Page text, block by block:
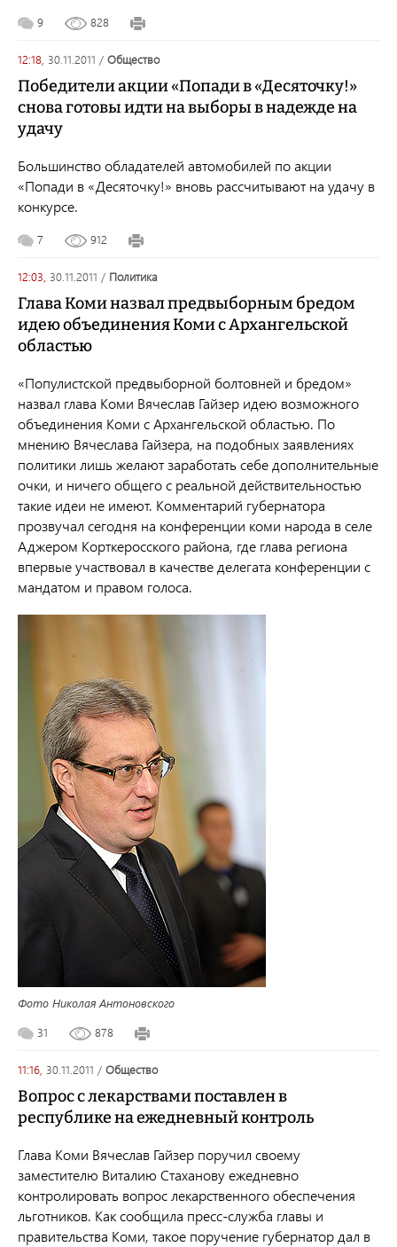
9 828
12:18, 30.11.2011 / общество
Победители акции «Попади в «Десяточку!»
снова готовы идти на выборы в надежде на
удачу
Большинство обладателей автомобилей по акции
«Попади в «Десяточку!» вновь рассчитывают на удачу в
конкурсе.
7 912
12:03, 30.11.2011 / политика
Глава Коми назвал предвыборным бредом
идею объединения Коми с Архангельской
областью
«Популистской предвыборной болтовней и бредом»
назвал глава Коми Вячеслав Гайзер идею возможного
объединения Коми с Архангельской областью. По
мнению Вячеслава Гайзера, на подобных заявлениях
политики лишь желают заработать себе дополнительные
очки, и ничего общего с реальной действительностью
такие идеи не имеют. Комментарий губернатора
прозвучал сегодня на конференции коми народа в селе
Аджером Корткеросского района, где глава региона
впервые участвовал в качестве делегата конференции с
мандатом и правом голоса.
Фото Николая Антоновского
31
878
11:16, 30.11.2011 / общество
Вопрос с лекарствами поставлен в
республике на ежедневный контроль
Глава Коми Вячеслав Гайзер поручил своему
заместителю Виталию Стаханову ежедневно
контролировать вопрос лекарственного обеспечения
льготников. Как сообщила пресс-служба главы и
правительства Коми, такое поручение губернатор дал в